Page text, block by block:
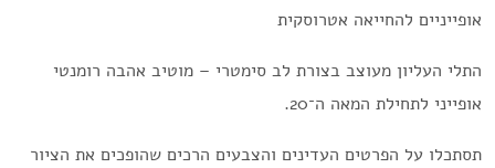
אופייניים להחייאה אטרוסקית
התלי העליון מעוצב בצורת לב סימטרי – מוטיב אהבה רומנטי
אופייני לתחילת המאה ה־20.
תסתכלו על הפרטים העדינים והצבעים הרכים שהופכים את הציור